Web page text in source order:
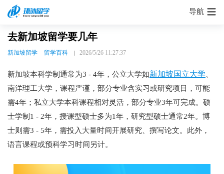
导航
去新加坡留学要几年
新加坡留学 留学百科 2026/5/26 11:27:37
新加坡本科学制通常为3 - 4年，公立大学如新加坡国立大学
南洋理工大学，课程严谨，部分专业含实习或研究项目，可能
需4年；私立大学本科课程相对灵活，部分专业3年可完成。硕
士学制1 - 2年，授课型硕士多为1年，研究型硕士通常2年。博
士则需3 - 5年，需投入大量时间开展研究、撰写论文。此外，
语言课程或预科学习时间另计。